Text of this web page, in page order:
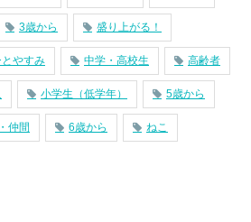
3歳から 盛り上がる！
とやすみ 中学・高校生 高齢者
小学生（低学年） 5歳から
仲間 6歳から ねこ